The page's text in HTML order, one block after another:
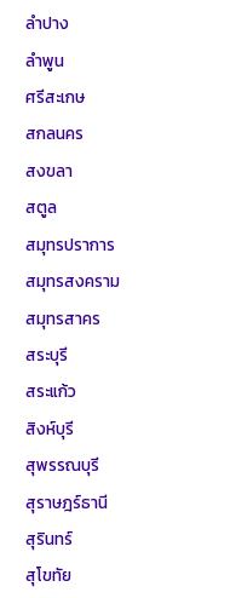
ลำปาง
ลำพูน
ศรีสะเกษ
สกลนคร
สงขลา
สตูล
สมุทรปราการ
สมุทรสงคราม
สมุทรสาคร
สระบุรี
สระแก้ว
สิงห์บุรี
สุพรรณบุรี
สุราษฎร์ธานี
สุรินทร์
สุโขทัย